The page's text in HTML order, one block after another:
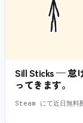
Sill Sticks — 怠
ってきます。
Steam にて近日無料